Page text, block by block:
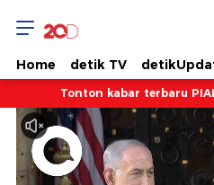
Home detik TV
Tonton kabar terbaru